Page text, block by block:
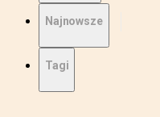
Najnowsze
Tagi